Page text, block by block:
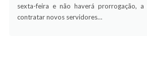
sexta-feira e não haverá prorrogação, a
contratar novos servidores…